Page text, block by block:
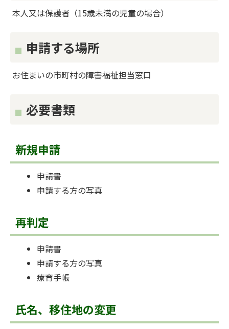
本人又は保護者（15歳未満の児童の場合）
申請する場所
お住まいの市町村の障害福祉担当窓口
必要書類
新規申請
申請書
申請する方の写真
再判定
申請書
申請する方の写真
療育手帳
氏名、移住地の変更